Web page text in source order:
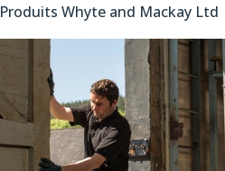
Produits Whyte and Mackay Ltd